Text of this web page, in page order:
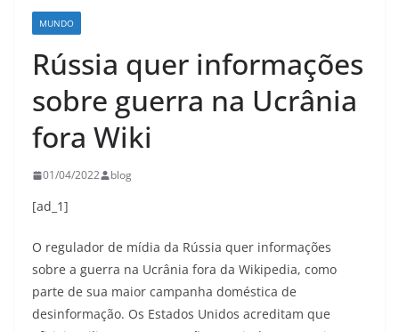
MUNDO
Rússia quer informações
sobre guerra na Ucrânia
fora Wiki
01/04/2022 blog
[ad_1]
O regulador de mídia da Rússia quer informações
sobre a guerra na Ucrânia fora da Wikipedia, como
parte de sua maior campanha doméstica de
desinformação. Os Estados Unidos acreditam que